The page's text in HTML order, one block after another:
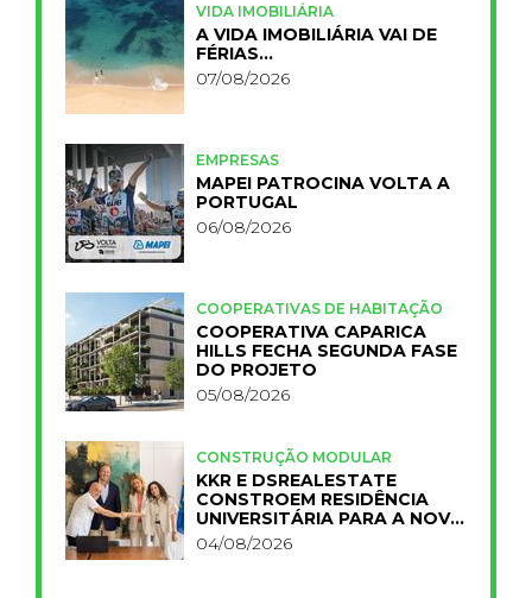
VIDA IMOBILIÁRIA
A VIDA IMOBILIÁRIA VAI DE
FÉRIAS…
07/08/2026
EMPRESAS
MAPEI PATROCINA VOLTA A
PORTUGAL
06/08/2026
COOPERATIVAS DE HABITAÇÃO
COOPERATIVA CAPARICA
HILLS FECHA SEGUNDA FASE
DO PROJETO
05/08/2026
CONSTRUÇÃO MODULAR
KKR E DSREALESTATE
CONSTROEM RESIDÊNCIA
UNIVERSITÁRIA PARA A NOVA
FCT
04/08/2026